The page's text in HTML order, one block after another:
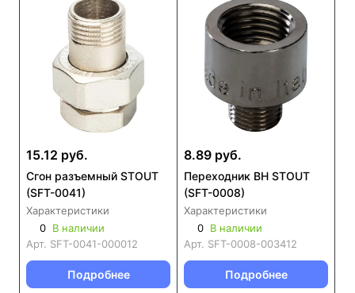
15.12 руб.
Сгон разъемный STOUT
(SFT-0041)
Характеристики
0 В наличии
Арт. SFT-0041-000012
Подробнее
8.89 руб.
Переходник ВН STOUT
(SFT-0008)
Характеристики
0 В наличии
Арт. SFT-0008-003412
Подробнее